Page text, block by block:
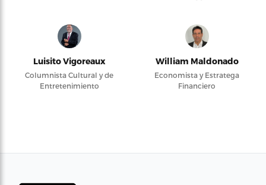
Luisito Vigoreaux
Columnista Cultural y de
Entretenimiento
William Maldonado
Economista y Estratega
Financiero